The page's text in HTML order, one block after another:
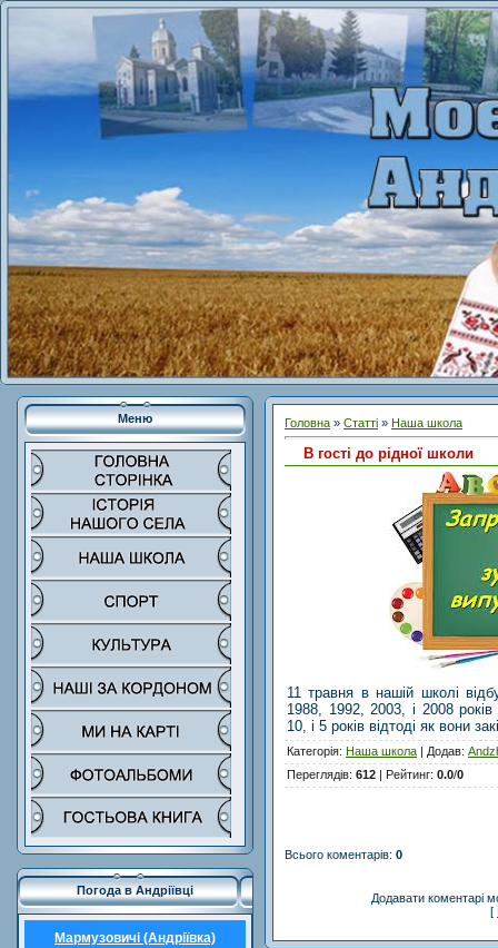
Меню
Погода в Андріївці
Мармузовичі (Андріївка)
Головна » Статті » Наша школа
В гості до рідної школи
11 травня в нашій школі
1988, 1992, 2003, і 2008
10, і 5 років відтоді як вони
Категорія: Наша школа | Додав:
Переглядів: 612 | Рейтинг: 0.0/0
Всього коментарів: 0
Додавати коментарі
[